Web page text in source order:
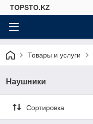
TOPSTO.KZ
Товары и услуги
Наушники
Сортировка